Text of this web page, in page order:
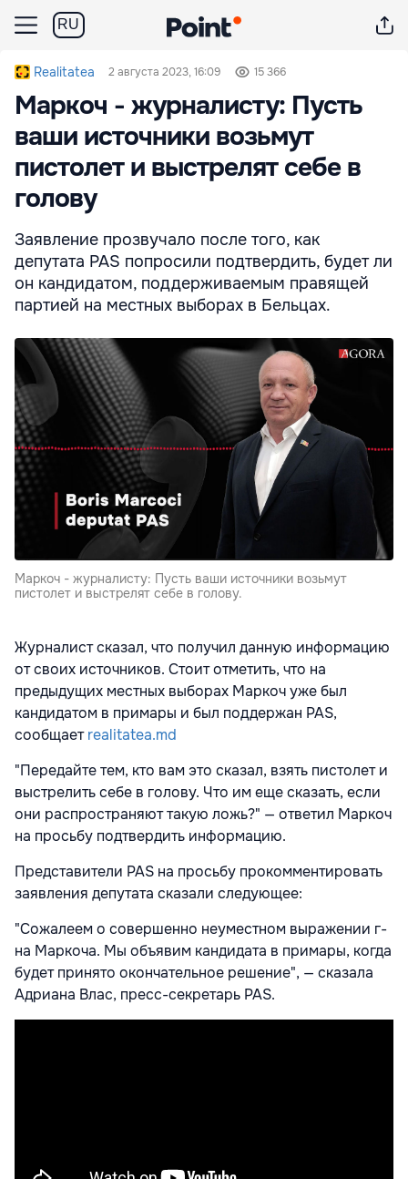
RU
Realitatea 2 августа 2023, 16:09 15 366
Маркоч - журналисту: Пусть
ваши источники возьмут
пистолет и выстрелят себе в
голову
Заявление прозвучало после того, как
депутата PAS попросили подтвердить, будет ли
он кандидатом, поддерживаемым правящей
партией на местных выборах в Бельцах.
Маркоч - журналисту: Пусть ваши источники возьмут
пистолет и выстрелят себе в голову.
Журналист сказал, что получил данную информацию
от своих источников. Стоит отметить, что на
предыдущих местных выборах Маркоч уже был
кандидатом в примары и был поддержан PAS,
сообщаетrealitatea.md
"Передайте тем, кто вам это сказал, взять пистолет и
выстрелить себе в голову. Что им еще сказать, если
они распространяют такую ложь?" — ответил Маркоч
на просьбу подтвердить информацию.
Представители PAS на просьбу прокомментировать
заявления депутата сказали следующее:
"Сожалеем о совершенно неуместном выражении г-
на Маркоча. Мы объявим кандидата в примары, когда
будет принято окончательное решение", — сказала
Адриана Влас, пресс-секретарь PAS.